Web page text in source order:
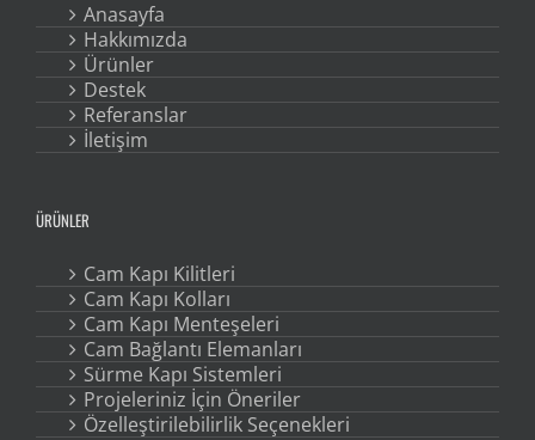
Anasayfa
Hakkımızda
Ürünler
Destek
Referanslar
İletişim
ÜRÜNLER
Cam Kapı Kilitleri
Cam Kapı Kolları
Cam Kapı Menteşeleri
Cam Bağlantı Elemanları
Sürme Kapı Sistemleri
Projeleriniz İçin Öneriler
Özelleştirilebilirlik Seçenekleri